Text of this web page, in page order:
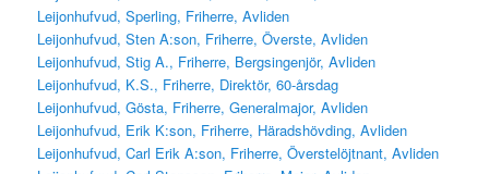
Leijonhufvud, Sperling, Friherre, Avliden
Leijonhufvud, Sten A:son, Friherre, Överste, Avliden
Leijonhufvud, Stig A., Friherre, Bergsingenjör, Avliden
Leijonhufvud, K.S., Friherre, Direktör, 60-årsdag
Leijonhufvud, Gösta, Friherre, Generalmajor, Avliden
Leijonhufvud, Erik K:son, Friherre, Häradshövding, Avliden
Leijonhufvud, Carl Erik A:son, Friherre, Överstelöjtnant, Avliden